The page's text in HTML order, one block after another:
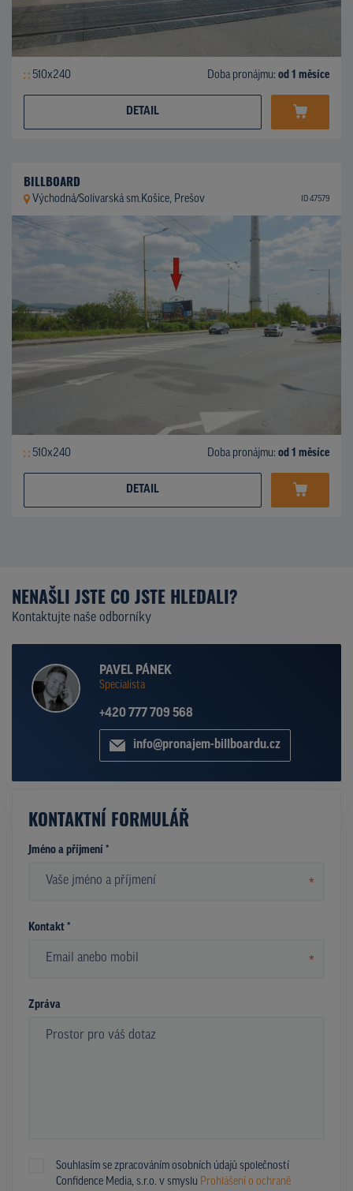
510x240 Doba pronájmu: od 1 měsíce
DETAIL
BILLBOARD
Východná/Solivarská sm.Košice, Prešov ID 47579
510x240 Doba pronájmu: od 1 měsíce
DETAIL
NENAŠLI JSTE CO JSTE HLEDALI?
Kontaktujte naše odborníky
PAVEL PÁNEK
Specialista
+420 777 709 568
info@pronajem-billboardu.cz
KONTAKTNÍ FORMULÁŘ
Jméno a příjmení *
*
Kontakt *
*
Zpráva
Souhlasím se zpracováním osobních údajů společností
Confidence Media, s.r.o. v smyslu Prohlášení o ochraně